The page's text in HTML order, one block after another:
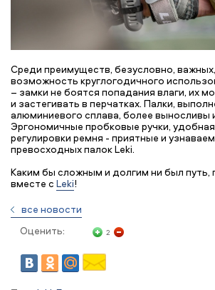
Среди преимуществ, безусловно,
возможность круглогодичного
– замки не боятся попадания влаги, их
и застегивать в перчатках. Палки,
алюминиевого сплава, более выносливы
Эргономичные пробковые ручки,
регулировки ремня - приятные и
превосходных палок Leki.
Каким бы сложным и долгим ни был путь,
вместе с Leki!
все новости
Оценить:
2